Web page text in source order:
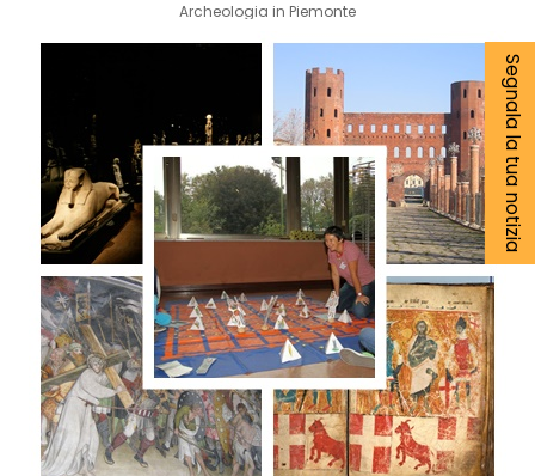
Archeologia in Piemonte
Segnala la tua notizia